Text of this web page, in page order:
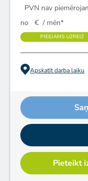
PVN nav
no
€ / mēn*
PIEEJAMS UZREIZ
Apskatīt darba laiku
Pieteikt